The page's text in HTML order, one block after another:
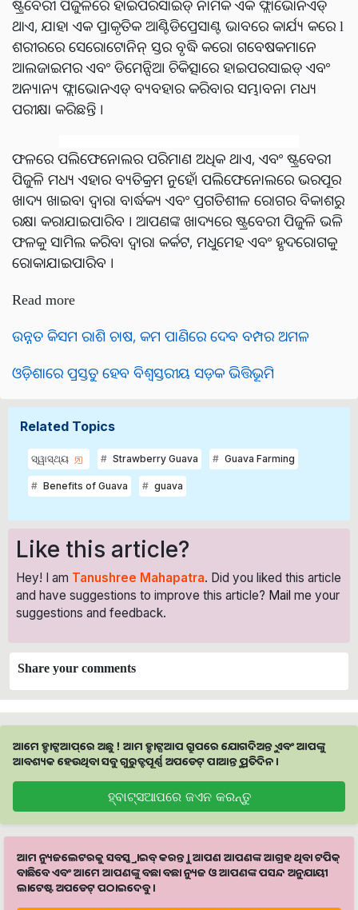
ଷ୍ଟ୍ରବେରୀ ପିଜୁଳିରେ ହାଇପରସାଇଡ୍ ନାମକ ଏକ ଫ୍ଲାଭୋନଏଡ୍
ଥାଏ, ଯାହା ଏକ ପ୍ରାକୃତିକ ଆଣ୍ଟିଡିପ୍ରେସାଣ୍ଟ ଭାବରେ କାର୍ଯ୍ୟ କରେ l
ଶରୀରରେ ସେରୋଟୋନିନ୍ ସ୍ତର ବୃଦ୍ଧି କରେ। ଗବେଷକମାନେ
ଆଲଜାଇମର ଏବଂ ଡିମେନ୍ସିଆ ଚିକିତ୍ସାରେ ହାଇପରସାଇଡ୍ ଏବଂ
ଅନ୍ୟାନ୍ୟ ଫ୍ଲାଭୋନଏଡ୍ ବ୍ୟବହାର କରିବାର ସମ୍ଭାବନା ମଧ୍ୟ
ପରୀକ୍ଷା କରିଛନ୍ତି ।
ଫଳରେ ପଲିଫେନୋଲର ପରିମାଣ ଅଧିକ ଥାଏ, ଏବଂ ଷ୍ଟ୍ରବେରୀ
ପିଜୁଳି ମଧ୍ୟ ଏହାର ବ୍ୟତିକ୍ରମ ନୁହେଁ। ପଲିଫେନୋଲରେ ଭରପୂର
ଖାଦ୍ୟ ଖାଇବା ଦ୍ୱାରା ବାର୍ଦ୍ଧକ୍ୟ ଏବଂ ପ୍ରଗତିଶୀଳ ରୋଗର ବିକାଶରୁ
ରକ୍ଷା କରାଯାଇପାରିବ । ଆପଣଙ୍କ ଖାଦ୍ୟରେ ଷ୍ଟ୍ରବେରୀ ପିଜୁଳି ଭଳି
ଫଳକୁ ସାମିଲ କରିବା ଦ୍ୱାରା କର୍କଟ, ମଧୁମେହ ଏବଂ ହୃଦରୋଗକୁ
ରୋକାଯାଇପାରିବ ।
Read more
ଉନ୍ନତ କିସମ ରାଶି ଚାଷ, କମ ପାଣିରେ ଦେବ ବମ୍ପର ଅମଳ
ଓଡ଼ିଶାରେ ପ୍ରସ୍ତୁତ ହେବ ବିଶ୍ୱସ୍ତରୀୟ ସଡ଼କ ଭିତ୍ତିଭୂମି
Related Topics
ସ୍ୱାସ୍ଥ୍ୟ Strawberry Guava Guava Farming
Benefits of Guava guava
Like this article?
Hey! I am Tanushree Mahapatra. Did you liked this article
and have suggestions to improve this article? Mail me your
suggestions and feedback.
Share your comments
ଆମେ ହ୍ବାଟ୍ସଆପ୍‌ରେ ଅଛୁ ! ଆମ ହ୍ବାଟ୍ସଆପ ଗ୍ରୁପରେ ଯୋଗଦିଅନ୍ତୁ ଏବଂ ଆପଙ୍କୁ
ଆବଶ୍ୟକ ହେଉଥିବା ସବୁ ଗୁରୁତ୍ବପୂର୍ଣ୍ଣ ଅପଡେଟ୍‌ ପାଆନ୍ତୁ ପ୍ରତିଦିନ ।
ହ୍ବାଟ୍ସଆପରେ ଜଏନ କରନ୍ତୁ
ଆମ ନ୍ୟୁଜଲେଟରକୁ ସବସ୍କ୍ରାଇବ୍ କରନ୍ତୁ । ଆପଣ ଆପଣଙ୍କ ଆଗ୍ରହ ଥିବା ଟପିକ୍‌
ବାଛିବେ ଏବଂ ଆମେ ଆପଣଙ୍କୁ ବଛା ବଛା ନ୍ୟୁଜ ଓ ଆପଣଙ୍କ ପସନ୍ଦ ଅନୁଯାୟୀ
ଲାଟେଷ୍ଟ ଅପଡେଟ୍‌ ପଠାଇଦେବୁ ।